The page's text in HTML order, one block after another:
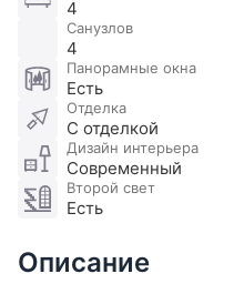
4
Санузлов
4
Панорамные окна
Есть
Отделка
С отделкой
Дизайн интерьера
Современный
Второй свет
Есть
Описание